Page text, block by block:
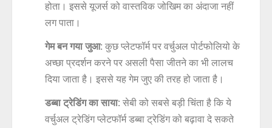
होता। इससे यूजर्स को वास्तविक जोखिम का अंदाजा नहीं
लग पाता।
गेम बन गया जुआ: कुछ प्लेटफॉर्म पर वर्चुअल पोर्टफोलियो के
अच्छा प्रदर्शन करने पर असली पैसा जीतने का भी लालच
दिया जाता है। इससे यह गेम जुए की तरह हो जाता है।
डब्बा ट्रेडिंग का साया: सेबी को सबसे बड़ी चिंता है कि ये
वर्चुअल ट्रेडिंग प्लेटफॉर्म डब्बा ट्रेडिंग को बढ़ावा दे सकते